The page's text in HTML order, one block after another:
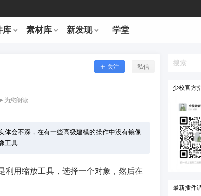
库 素材库 新发现 学堂
关注 私信
为您朗读
体会不深，在有一些高级建模的操作中没有镜像
像工具……
利用缩放工具，选择一个对象，然后在
少校官方
最新插件